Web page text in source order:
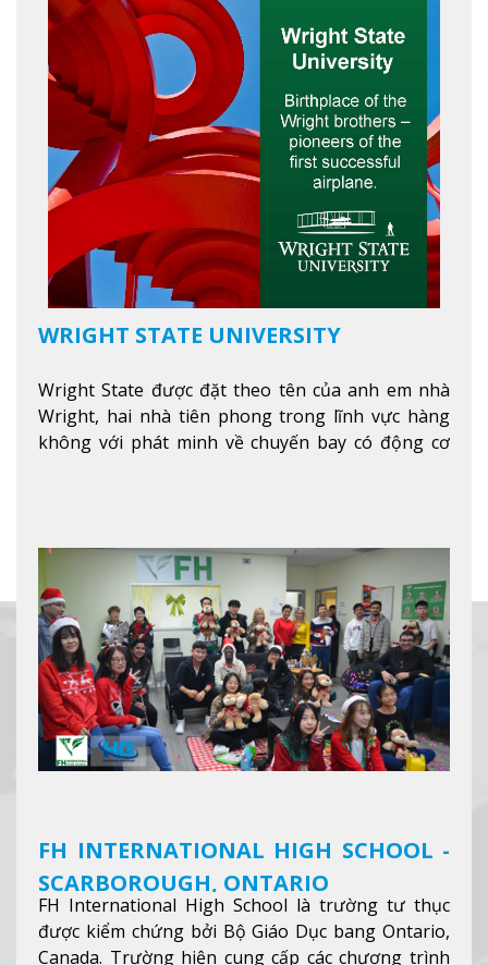
WRIGHT STATE UNIVERSITY
Wright State được đặt theo tên của anh em nhà
Wright, hai nhà tiên phong trong lĩnh vực hàng
không với phát minh về chuyến bay có động cơ
FH INTERNATIONAL HIGH SCHOOL -
SCARBOROUGH, ONTARIO
FH International High School là trường tư thục
được kiểm chứng bởi Bộ Giáo Dục bang Ontario,
Canada. Trường hiện cung cấp các chương trình